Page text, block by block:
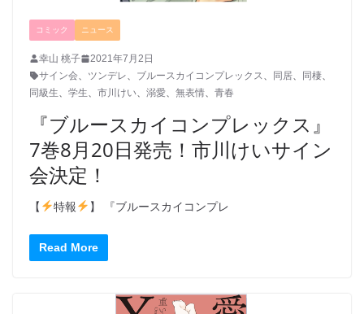
コミック ニュース
幸山 桃子
2021年7月2日
サイン会、 ツンデレ、 ブルースカイコンプレックス、 同居、 同棲、
同級生、 学生、 市川けい、 溺愛、 無表情、 青春
『ブルースカイコンプレックス』
7巻8月20日発売！市川けいサイン
会決定！
【 特報 】 『ブルースカイコンプレ
Read More